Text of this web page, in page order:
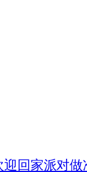
回家派对做